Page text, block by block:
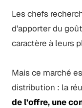
Les chefs
d’apporter du
caractère à leurs
Mais ce marché
distribution : la
de l’offre, une